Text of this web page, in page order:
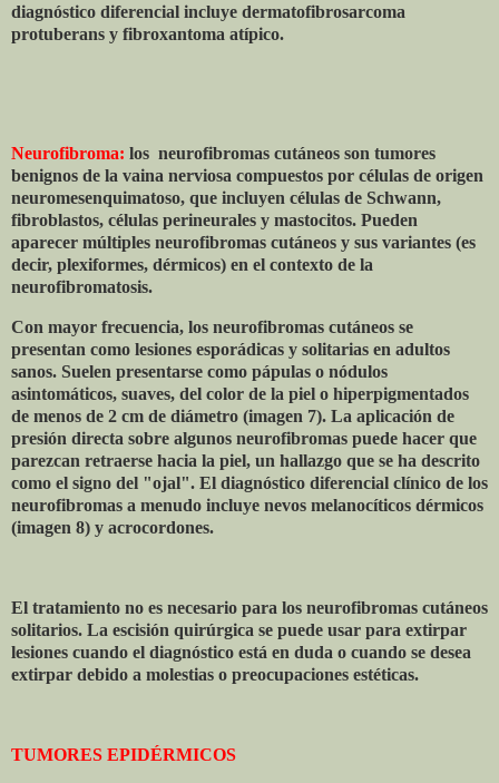
diagnóstico diferencial incluye dermatofibrosarcoma
protuberans y fibroxantoma atípico.
Neurofibroma: los neurofibromas cutáneos son tumores
benignos de la vaina nerviosa compuestos por células de origen
neuromesenquimatoso, que incluyen células de Schwann,
fibroblastos, células perineurales y mastocitos. Pueden
aparecer múltiples neurofibromas cutáneos y sus variantes (es
decir, plexiformes, dérmicos) en el contexto de la
neurofibromatosis.
Con mayor frecuencia, los neurofibromas cutáneos se
presentan como lesiones esporádicas y solitarias en adultos
sanos. Suelen presentarse como pápulas o nódulos
asintomáticos, suaves, del color de la piel o hiperpigmentados
de menos de 2 cm de diámetro (imagen 7). La aplicación de
presión directa sobre algunos neurofibromas puede hacer que
parezcan retraerse hacia la piel, un hallazgo que se ha descrito
como el signo del "ojal". El diagnóstico diferencial clínico de los
neurofibromas a menudo incluye nevos melanocíticos dérmicos
(imagen 8) y acrocordones.
El tratamiento no es necesario para los neurofibromas cutáneos
solitarios. La escisión quirúrgica se puede usar para extirpar
lesiones cuando el diagnóstico está en duda o cuando se desea
extirpar debido a molestias o preocupaciones estéticas.
TUMORES EPIDÉRMICOS